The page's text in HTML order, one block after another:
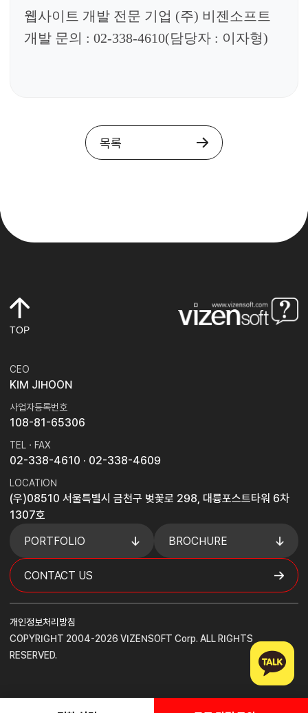
웹사이트 개발 전문 기업 (주) 비젠소프트
개발 문의 : 02-338-4610(담당자 : 이자형)
목록
TOP
CEO
KIM JIHOON
사업자등록번호
108-81-65306
TEL · FAX
02-338-4610 · 02-338-4609
LOCATION
(우)08510 서울특별시 금천구 벚꽃로 298, 대륭포스트타워 6차
1307호
PORTFOLIO
BROCHURE
CONTACT US
개인정보처리방침
COPYRIGHT 2004-2026 VIZENSOFT Corp. ALL RIGHTS
RESERVED.